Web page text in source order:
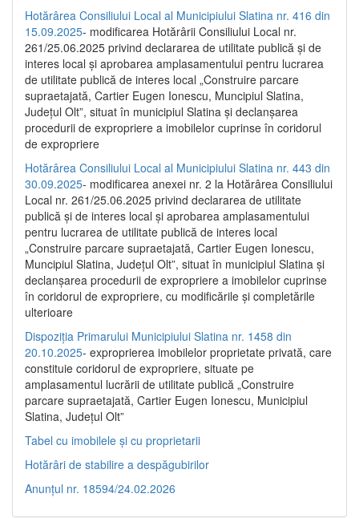
Hotărârea Consiliului Local al Municipiului Slatina nr. 416 din
15.09.2025- modificarea Hotărârii Consiliului Local nr.
261/25.06.2025 privind declararea de utilitate publică și de
interes local și aprobarea amplasamentului pentru lucrarea
de utilitate publică de interes local „Construire parcare
supraetajată, Cartier Eugen Ionescu, Muncipiul Slatina,
Județul Olt”, situat în municipiul Slatina și declanșarea
procedurii de expropriere a imobilelor cuprinse în coridorul
de expropriere
Hotărârea Consiliului Local al Municipiului Slatina nr. 443 din
30.09.2025- modificarea anexei nr. 2 la Hotărârea Consiliului
Local nr. 261/25.06.2025 privind declararea de utilitate
publică şi de interes local şi aprobarea amplasamentului
pentru lucrarea de utilitate publică de interes local
„Construire parcare supraetajată, Cartier Eugen Ionescu,
Muncipiul Slatina, Judeţul Olt”, situat în municipiul Slatina şi
declanşarea procedurii de expropriere a imobilelor cuprinse
în coridorul de expropriere, cu modificările şi completările
ulterioare
Dispoziția Primarului Municipiului Slatina nr. 1458 din
20.10.2025- exproprierea imobilelor proprietate privată, care
constituie coridorul de expropriere, situate pe
amplasamentul lucrării de utilitate publică „Construire
parcare supraetajată, Cartier Eugen Ionescu, Municipiul
Slatina, Județul Olt”
Tabel cu imobilele și cu proprietarii
Hotărâri de stabilire a despăgubirilor
Anunțul nr. 18594/24.02.2026